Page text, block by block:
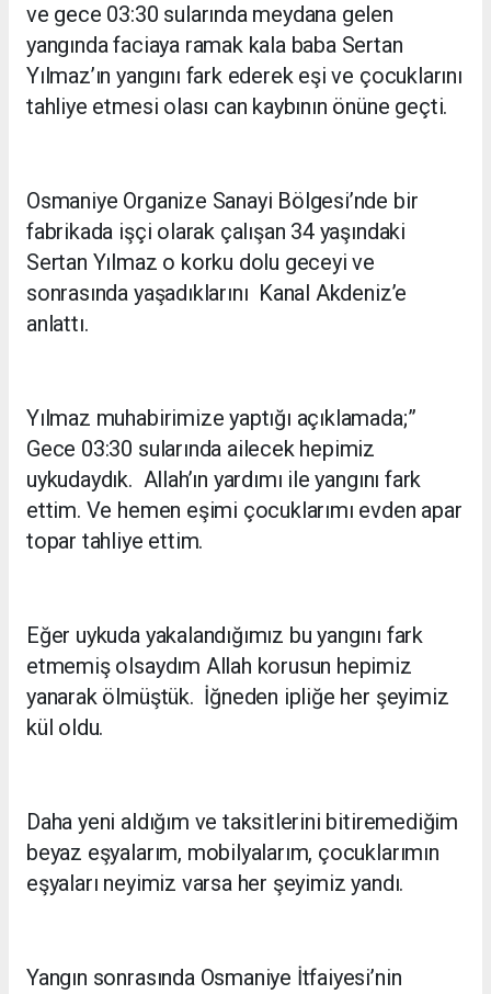
ve gece 03:30 sularında meydana gelen
yangında faciaya ramak kala baba Sertan
Yılmaz’ın yangını fark ederek eşi ve çocuklarını
tahliye etmesi olası can kaybının önüne geçti.
Osmaniye Organize Sanayi Bölgesi’nde bir
fabrikada işçi olarak çalışan 34 yaşındaki
Sertan Yılmaz o korku dolu geceyi ve
sonrasında yaşadıklarını Kanal Akdeniz’e
anlattı.
Yılmaz muhabirimize yaptığı açıklamada;”
Gece 03:30 sularında ailecek hepimiz
uykudaydık. Allah’ın yardımı ile yangını fark
ettim. Ve hemen eşimi çocuklarımı evden apar
topar tahliye ettim.
Eğer uykuda yakalandığımız bu yangını fark
etmemiş olsaydım Allah korusun hepimiz
yanarak ölmüştük. İğneden ipliğe her şeyimiz
kül oldu.
Daha yeni aldığım ve taksitlerini bitiremediğim
beyaz eşyalarım, mobilyalarım, çocuklarımın
eşyaları neyimiz varsa her şeyimiz yandı.
Yangın sonrasında Osmaniye İtfaiyesi’nin